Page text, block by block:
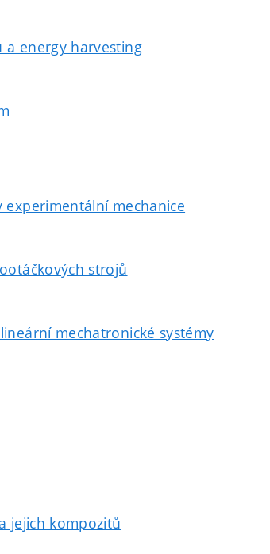
energy harvesting
mechanice
strojů
mechatronické systémy
jejich kompozitů